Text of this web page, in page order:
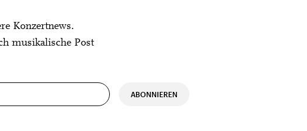
Konzertnews.
musikalische Post
ABONNIEREN